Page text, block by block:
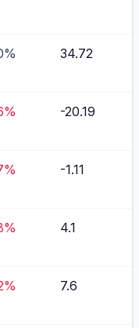
34.72
-20.19
-1.11
4.1
7.6